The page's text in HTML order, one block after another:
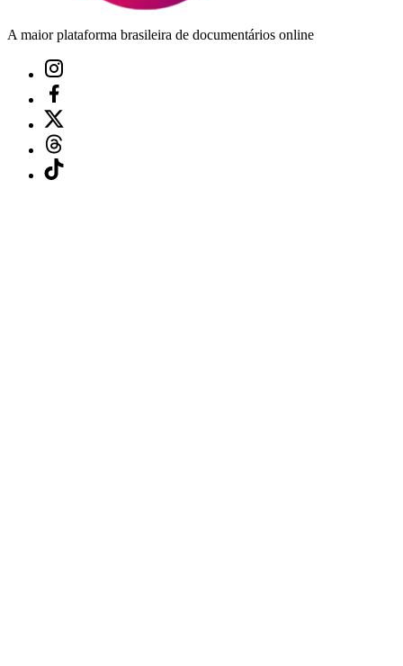
A maior plataforma brasileira de documentários online